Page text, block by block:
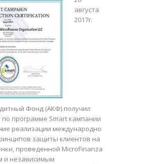
августа
2017г.
Фонд (АКФ) получил
программе Smart кампании
реализации международно
защиты клиентов на
проведенной MicroFinanza
и независимым